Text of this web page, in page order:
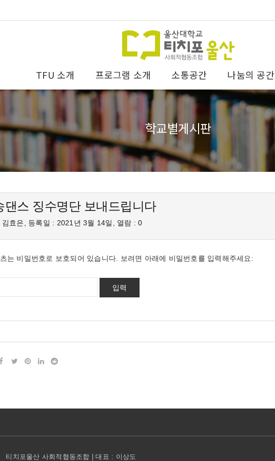
TFU 소개 프로그램 소개 소통공간 나눔의 공간
학교별게시판
댄스 징수명단 보내드립니다
김효은, 등록일 : 2021년 3월 14일, 열람 : 0
는 비밀번호로 보호되어 있습니다. 보려면 아래에 비밀번호를 입력해주세요:
티치포울산 사회적협동조합 | 대표 : 이상도